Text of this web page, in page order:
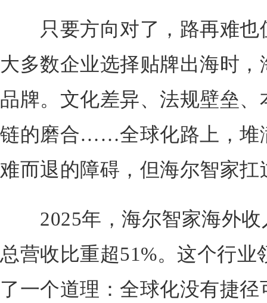
只要方向对了，路再难也
大多数企业选择贴牌出海时
品牌。文化差异、法规壁垒
链的磨合……全球化路上，堆
难而退的障碍，但海尔智家扛
2025年，海尔智家海外收
总营收比重超51%。这个行
了一个道理：全球化没有捷